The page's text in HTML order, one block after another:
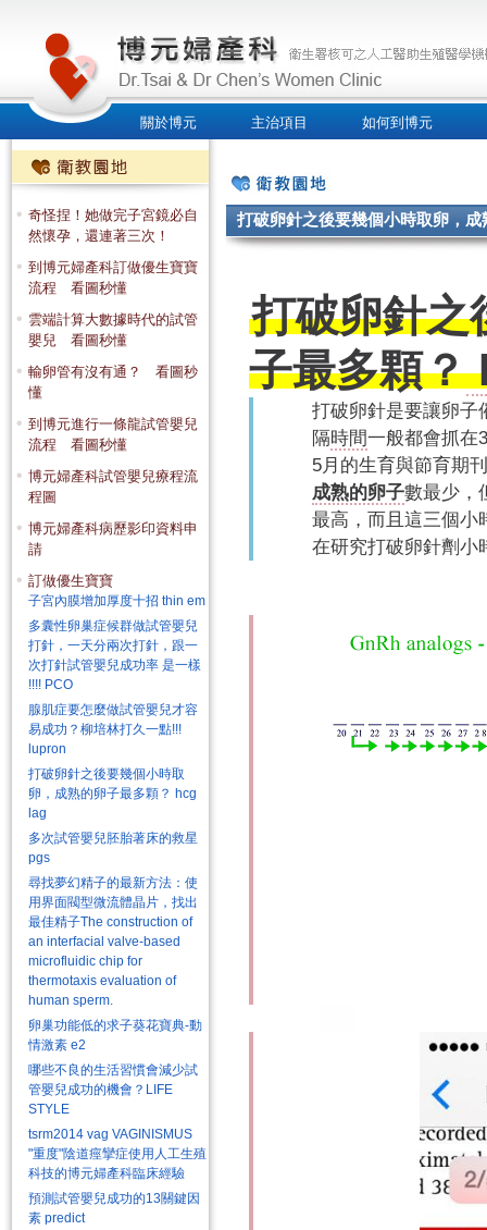
關於博元 主治項目 如何到博元
打破卵針之後要幾個小時取卵，
打破卵針之
子最多顆？
打破卵針是要讓卵子
隔時間一般都會抓在3
5月的生育與節育期
成熟的卵子數最少，
最高， 而且這三個小
在研究打破卵針劑小
奇怪捏！她做完子宮鏡必自
然懷孕，還連著三次！
到博元婦產科訂做優生寶寶
流程 看圖秒懂
雲端計算大數據時代的試管
嬰兒 看圖秒懂
輸卵管有沒有通？ 看圖秒
懂
到博元進行一條龍試管嬰兒
流程 看圖秒懂
博元婦產科試管嬰兒療程流
程圖
博元婦產科病歷影印資料申
請
訂做優生寶寶
子宮內膜增加厚度十招 thin em
多囊性卵巢症候群做試管嬰兒
打針，一天分兩次打針，跟一
次打針試管嬰兒成功率 是一樣
!!!! PCO
腺肌症要怎麼做試管嬰兒才容
易成功？柳培林打久一點!!!
lupron
打破卵針之後要幾個小時取
卵，成熟的卵子最多顆？ hcg
lag
多次試管嬰兒胚胎著床的救星
pgs
尋找夢幻精子的最新方法：使
用界面閥型微流體晶片，找出
最佳精子The construction of
an interfacial valve-based
microfluidic chip for
thermotaxis evaluation of
human sperm.
卵巢功能低的求子葵花寶典-動
情激素 e2
哪些不良的生活習慣會減少試
管嬰兒成功的機會？LIFE
STYLE
tsrm2014 vag VAGINISMUS
"重度"陰道痙攣症使用人工生殖
科技的博元婦產科臨床經驗
預測試管嬰兒成功的13關鍵因
素 predict